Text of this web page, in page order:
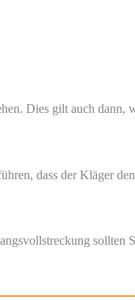
Dies gilt auch dann,
dass der Kläger
sollten